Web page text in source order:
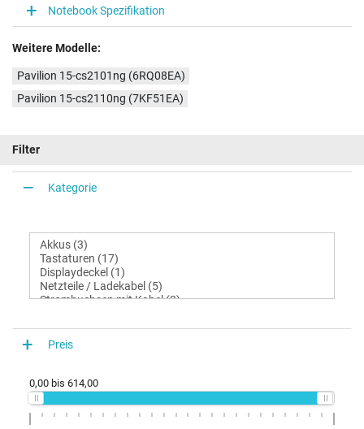
Notebook Spezifikation
Weitere Modelle:
Pavilion 15-cs2101ng (6RQ08EA)
Pavilion 15-cs2110ng (7KF51EA)
Filter
Kategorie
Preis
0,00 bis 614,00